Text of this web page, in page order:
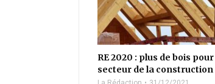
RE 2020 : plus de bois
secteur de la construction